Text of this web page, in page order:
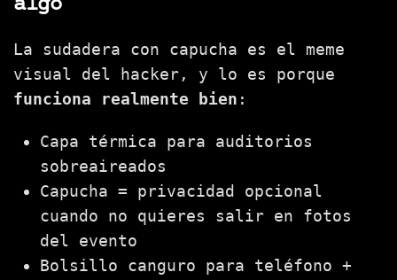
algo
La sudadera con capucha es el meme
visual del hacker, y lo es porque
funciona realmente bien :
Capa térmica para auditorios
sobreaireados
Capucha = privacidad opcional
cuando no quieres salir en fotos
del evento
Bolsillo canguro para teléfono +